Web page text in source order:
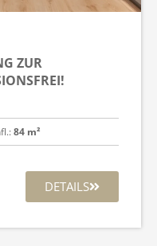
ZUR
84 m²
DETAILS